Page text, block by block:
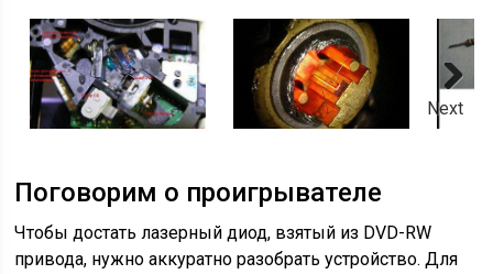
Next
Поговорим о проигрывателе
Чтобы достать лазерный диод, взятый из DVD-RW
привода, нужно аккуратно разобрать устройство. Для